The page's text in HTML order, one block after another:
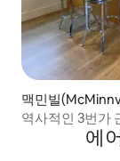
맥민빌
역사적인 3번가
에